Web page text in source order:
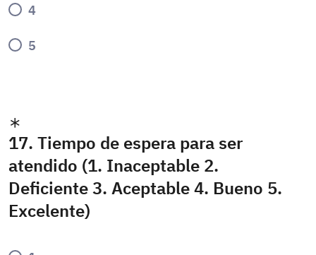
4
5
17. Tiempo de espera para ser
atendido (1. Inaceptable 2.
Deficiente 3. Aceptable 4. Bueno 5.
Excelente)